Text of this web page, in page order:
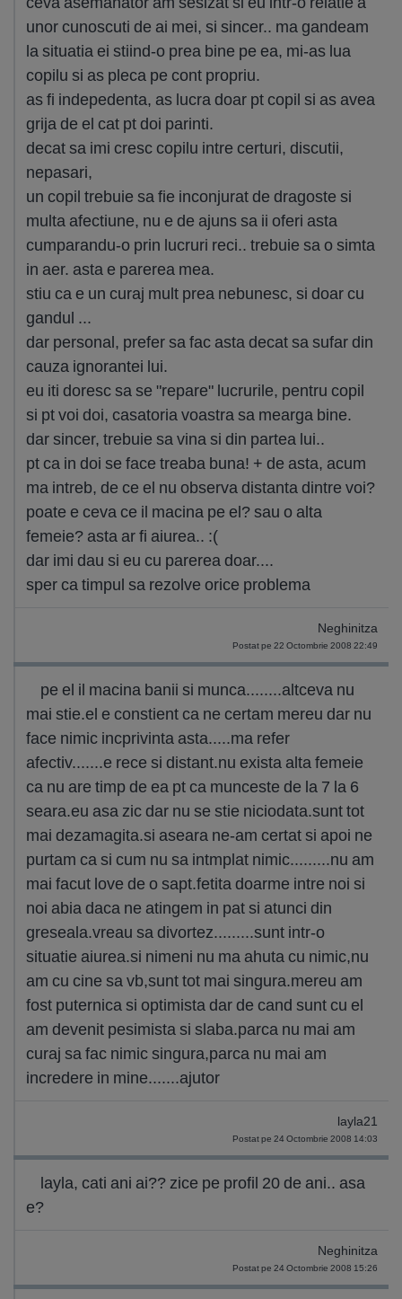
unor cunoscuti de ai mei, si sincer.. ma gandeam
la situatia ei stiind-o prea bine pe ea, mi-as lua
copilu si as pleca pe cont propriu.
as fi indepedenta, as lucra doar pt copil si as avea
grija de el cat pt doi parinti.
decat sa imi cresc copilu intre certuri, discutii,
nepasari,
un copil trebuie sa fie inconjurat de dragoste si
multa afectiune, nu e de ajuns sa ii oferi asta
cumparandu-o prin lucruri reci.. trebuie sa o simta
in aer. asta e parerea mea.
stiu ca e un curaj mult prea nebunesc, si doar cu
gandul ...
dar personal, prefer sa fac asta decat sa sufar din
cauza ignorantei lui.
eu iti doresc sa se "repare" lucrurile, pentru copil
si pt voi doi, casatoria voastra sa mearga bine.
dar sincer, trebuie sa vina si din partea lui..
pt ca in doi se face treaba buna! + de asta, acum
ma intreb, de ce el nu observa distanta dintre voi?
poate e ceva ce il macina pe el? sau o alta
femeie? asta ar fi aiurea.. :(
dar imi dau si eu cu parerea doar....
sper ca timpul sa rezolve orice problema
Neghinitza
Postat pe 22 Octombrie 2008 22:49
pe el il macina banii si munca........altceva nu
mai stie.el e constient ca ne certam mereu dar nu
face nimic incprivinta asta.....ma refer
afectiv.......e rece si distant.nu exista alta femeie
ca nu are timp de ea pt ca munceste de la 7 la 6
seara.eu asa zic dar nu se stie niciodata.sunt tot
mai dezamagita.si aseara ne-am certat si apoi ne
purtam ca si cum nu sa intmplat nimic.........nu am
mai facut love de o sapt.fetita doarme intre noi si
noi abia daca ne atingem in pat si atunci din
greseala.vreau sa divortez.........sunt intr-o
situatie aiurea.si nimeni nu ma ahuta cu nimic,nu
am cu cine sa vb,sunt tot mai singura.mereu am
fost puternica si optimista dar de cand sunt cu el
am devenit pesimista si slaba.parca nu mai am
curaj sa fac nimic singura,parca nu mai am
incredere in mine.......ajutor
layla21
Postat pe 24 Octombrie 2008 14:03
layla, cati ani ai?? zice pe profil 20 de ani.. asa
e?
Neghinitza
Postat pe 24 Octombrie 2008 15:26